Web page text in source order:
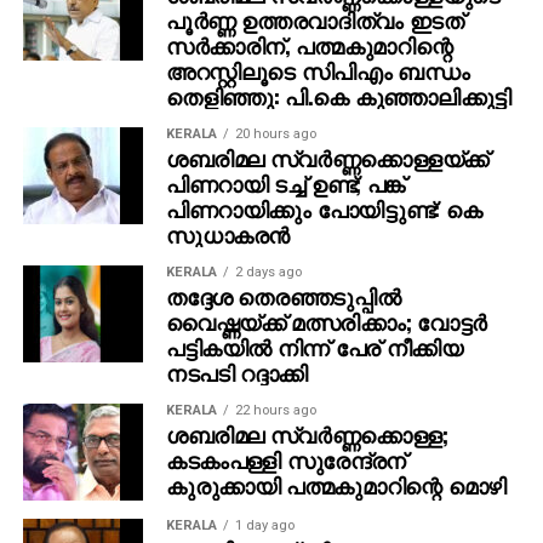
അദ്ദേഹം ഗള്‍ഫില്‍ വരുന്ന സമയങ്ങളിലും കാണാനും
അദ്ദേഹത്തെ കേള്‍ക്കാനും ഏത് തിരക്കിനിടയിലും
സമയം കണ്ടത്തിയിരുന്നു
പത്മഭൂഷണ്‍, ജ്ഞാനപീഠം, എഴുത്തച്ഛന്‍ പുരസ്‌കാരം,
ജെ സി ഡാനിയേല്‍ പുരസ്‌കാരം, പ്രഥമ കേരള
ജ്യോതി പുരസ്‌കാരം, കേരള നിയമസഭ പുരസ്‌കാരം
തുടങ്ങി പുരസ്‌കാരങ്ങളുടെ നിറവ്’എം ടി’ എന്ന
രണ്ടക്ഷരത്തെ മലയാള സാഹിത്യ നഭസ്സില്‍
അനശ്വരനാക്കി നിര്‍ത്തി. സാധാരണക്കാരുടെ
ജീവിതയാത്രകളെയും വേദനകളെയും തന്‍മയത്വം
ചോരാതെ മലയാളി ആസ്വദിച്ചു വായിച്ചു. പ്രവാസ
ലോകത്തെ ജീവിതത്തിരക്കുകളിലേക്ക് പോവേണ്ടി
വന്നപ്പോഴും മനസ്സിന്റെ ഒരു കോണില്‍ എം.ടിയുടെ
ലോകങ്ങള്‍ എന്നും നിറഞ്ഞു നിന്നു.
പ്രവാസികളുമായി അദ്ദേഹം വലിയ ബന്ധം
പുലര്‍ത്തിയിരുന്നു. വിവിധ കാലങ്ങളില്‍ അദ്ദേഹവും
മരുഭൂമിയിലെ മരുപ്പച്ചയില്‍ ജീവിതപ്പച്ച തേടെയെത്തിയ
പൂര്‍ണ്ണ ഉത്തരവാദിത്വം ഇടത്
സര്‍ക്കാരിന്, പത്മകുമാറിന്റെ
അറസ്റ്റിലൂടെ സിപിഎം ബന്ധം
തെളിഞ്ഞു: പി.കെ കുഞ്ഞാലിക്കുട്ടി
KERALA 20 hours ago
ശബരിമല സ്വര്‍ണ്ണക്കൊള്ളയ്ക്ക്
പിണറായി ടച്ച് ഉണ്ട്; പങ്ക്
പിണറായിക്കും പോയിട്ടുണ്ട്: കെ
സുധാകരന്‍
KERALA 2 days ago
തദ്ദേശ തെരഞ്ഞടുപ്പില്‍
വൈഷ്ണയ്ക്ക് മത്സരിക്കാം; വോട്ടര്‍
പട്ടികയില്‍ നിന്ന് പേര് നീക്കിയ
നടപടി റദ്ദാക്കി
KERALA 22 hours ago
ശബരിമല സ്വര്‍ണ്ണക്കൊള്ള;
കടകംപള്ളി സുരേന്ദ്രന്
കുരുക്കായി പത്മകുമാറിന്റെ മൊഴി
KERALA 1 day ago